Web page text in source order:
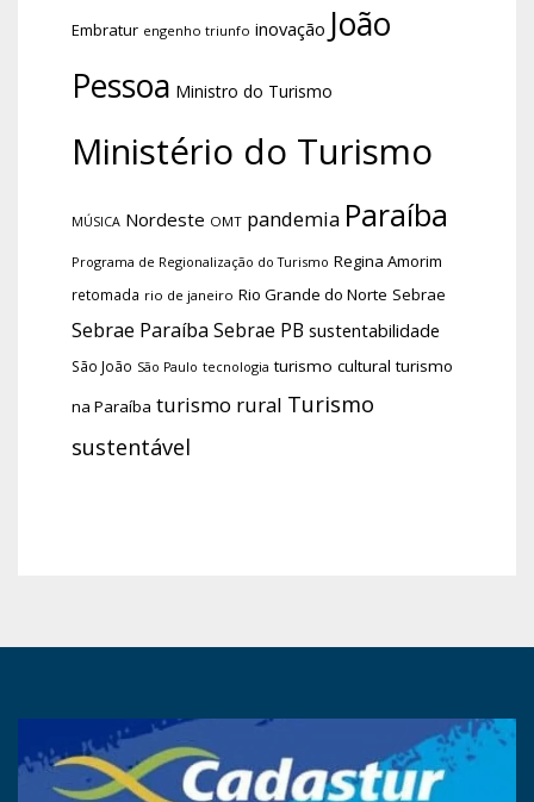
Embratur engenho triunfo inovação João
Pessoa Ministro do Turismo
Ministério do Turismo
MÚSICA Nordeste OMT pandemia Paraíba
Programa de Regionalização do Turismo Regina Amorim
retomada rio de janeiro Rio Grande do Norte Sebrae
Sebrae Paraíba Sebrae PB sustentabilidade
São João São Paulo tecnologia turismo cultural turismo
na Paraíba turismo rural Turismo
sustentável